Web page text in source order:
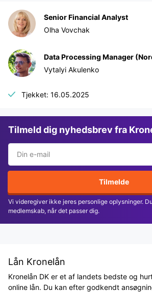
Senior Financial Analyst
Olha Vovchak
Data Processing Manager
Vytalyi Akulenko
Tjekket: 16.05.2025
Tilmeld dig nyhedsbrev fra
Tilmelde
Vi videregiver ikke jeres personlige oplysninger.
medlemskab, når det passer dig.
Lån Kronelån
Kronelån DK er et af landets bedste og
online lån. Du kan efter godkendt